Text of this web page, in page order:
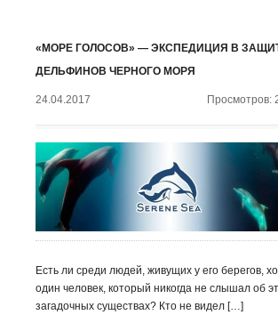
«МОРЕ ГОЛОСОВ» — ЭКСПЕДИЦИЯ В
ДЕЛЬФИНОВ ЧЕРНОГО МОРЯ
24.04.2017 Просмотров:
Есть ли среди людей, живущих у его берегов,
один человек, который никогда не слышал об
загадочных существах? Кто не видел […]